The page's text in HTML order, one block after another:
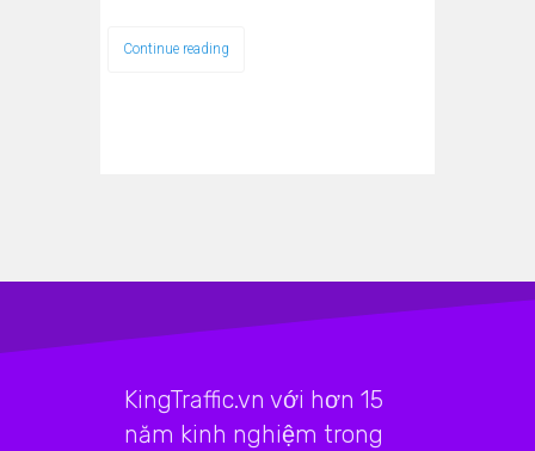
Continue reading
KingTraffic.vn với hơn 15
năm kinh nghiệm trong